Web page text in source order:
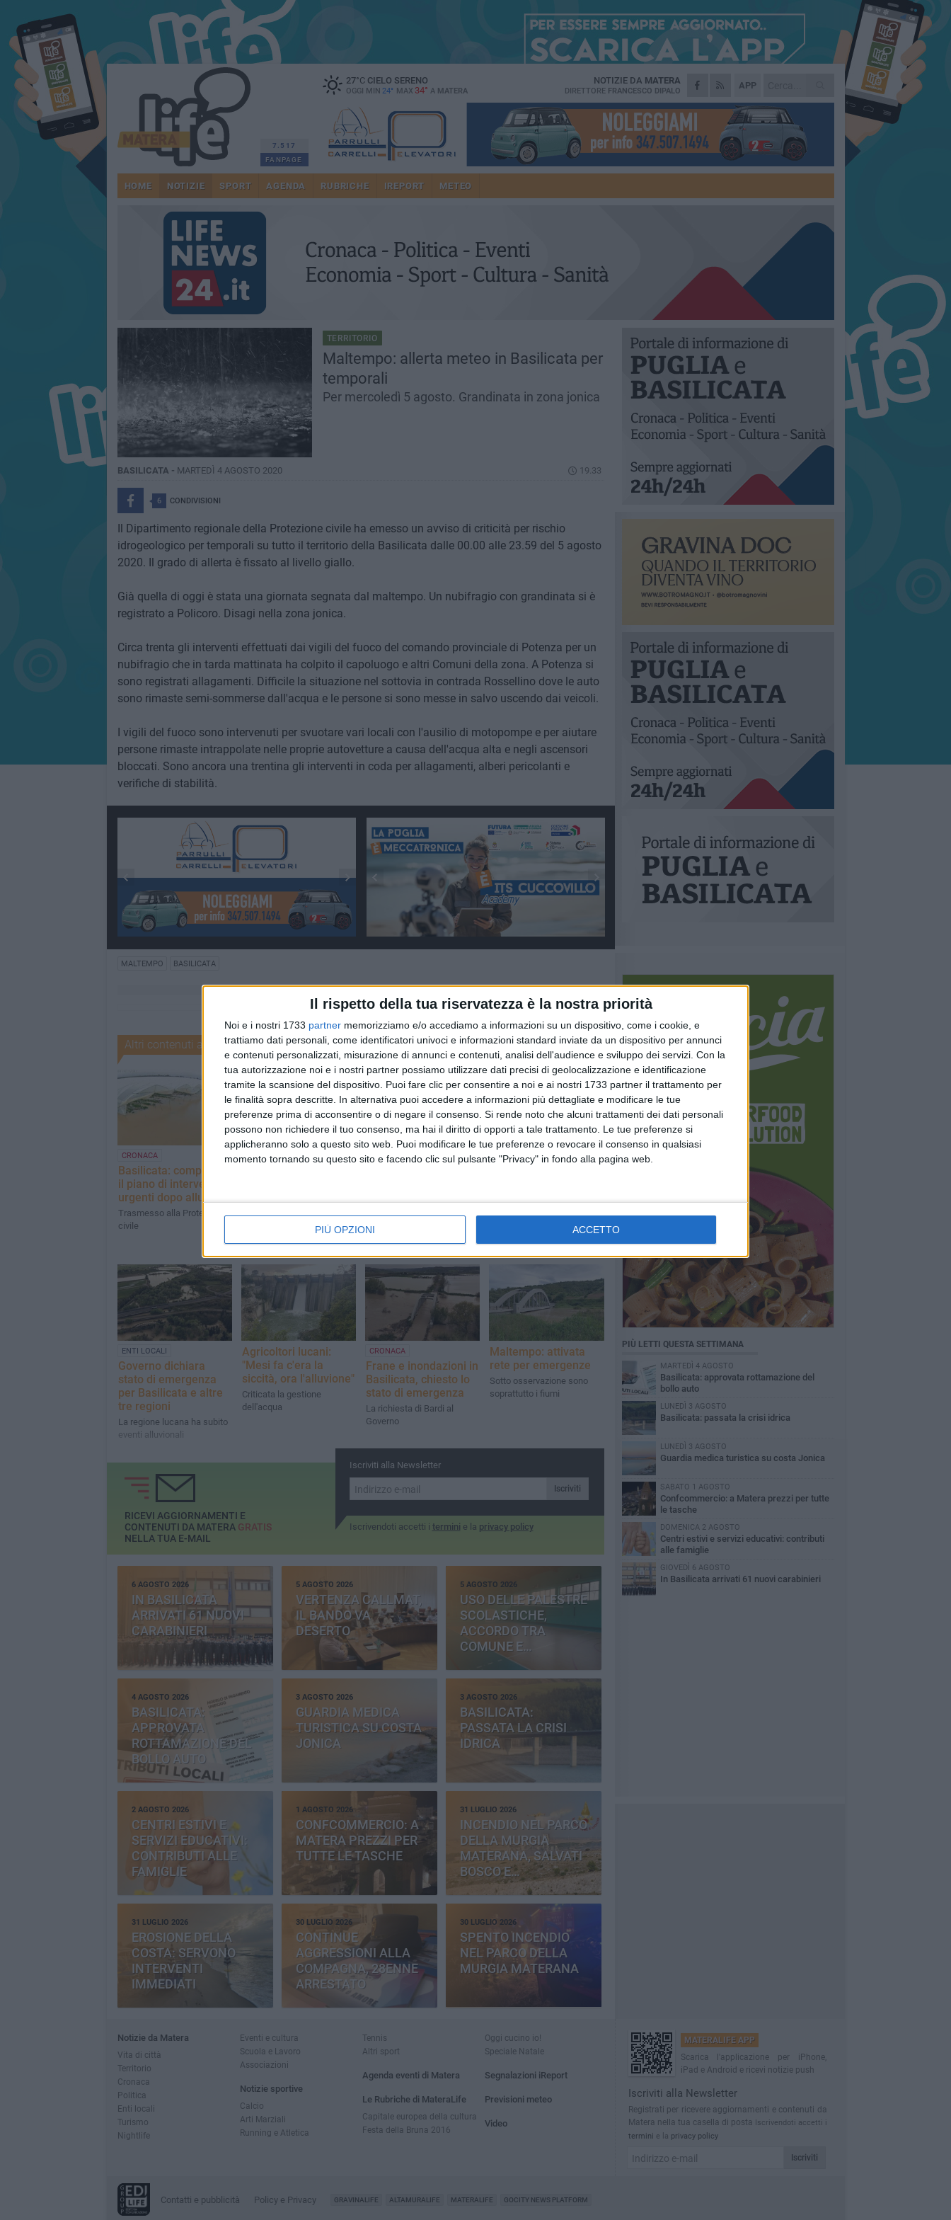
Il rispetto della tua riservatezza è la nostra priorità
Noi e i nostri 1733 partner memorizziamo e/o accediamo a informazioni su un dispositivo, come i cookie, e
trattiamo dati personali, come identificatori univoci e informazioni standard inviate da un dispositivo per annunci
e contenuti personalizzati, misurazione di annunci e contenuti, analisi dell'audience e sviluppo dei servizi. Con la
tua autorizzazione noi e i nostri partner possiamo utilizzare dati precisi di geolocalizzazione e identificazione
tramite la scansione del dispositivo. Puoi fare clic per consentire a noi e ai nostri 1733 partner il trattamento per
le finalità sopra descritte. In alternativa puoi accedere a informazioni più dettagliate e modificare le tue
preferenze prima di acconsentire o di negare il consenso. Si rende noto che alcuni trattamenti dei dati personali
possono non richiedere il tuo consenso, ma hai il diritto di opporti a tale trattamento. Le tue preferenze si
applicheranno solo a questo sito web. Puoi modificare le tue preferenze o revocare il consenso in qualsiasi
momento tornando su questo sito e facendo clic sul pulsante "Privacy" in fondo alla pagina web.
PIÙ OPZIONI ACCETTO
7.517
FANPAGE
27°CCIELO SERENO
OGGI MIN 24° MAX 34° A MATERA
APP
NOTIZIE DA MATERA
DIRETTORE FRANCESCO DIPALO
HOME NOTIZIE SPORT AGENDA RUBRICHE IREPORT METEO
TERRITORIO
Maltempo: allerta meteo in Basilicata per
temporali
Per mercoledì 5 agosto. Grandinata in zona jonica
BASILICATA - MARTEDÌ 4 AGOSTO 2020 19.33
6 CONDIVISIONI
Il Dipartimento regionale della Protezione civile ha emesso un avviso di criticità per rischio
idrogeologico per temporali su tutto il territorio della Basilicata dalle 00.00 alle 23.59 del 5 agosto
2020. Il grado di allerta è fissato al livello giallo.
Già quella di oggi è stata una giornata segnata dal maltempo. Un nubifragio con grandinata si è
registrato a Policoro. Disagi nella zona jonica.
Circa trenta gli interventi effettuati dai vigili del fuoco del comando provinciale di Potenza per un
nubifragio che in tarda mattinata ha colpito il capoluogo e altri Comuni della zona. A Potenza si
sono registrati allagamenti. Difficile la situazione nel sottovia in contrada Rossellino dove le auto
sono rimaste semi-sommerse dall'acqua e le persone si sono messe in salvo uscendo dai veicoli.
I vigili del fuoco sono intervenuti per svuotare vari locali con l'ausilio di motopompe e per aiutare
persone rimaste intrappolate nelle proprie autovetture a causa dell'acqua alta e negli ascensori
bloccati. Sono ancora una trentina gli interventi in coda per allagamenti, alberi pericolanti e
verifiche di stabilità.
MALTEMPO BASILICATA
Altri contenuti a tema
CRONACA
Basilicata: completato
il piano di interventi
urgenti dopo alluvioni
Trasmesso alla Protezione
civile
ENTI LOCALI
La Regione trasmette
ENTI LOCALI
Piano regionale dopo lo
stato di emergenza
Dissesti idrogeologici,
ENTI LOCALI
Governo dichiara
stato di emergenza
per Basilicata e altre
tre regioni
La regione lucana ha subito
eventi alluvionali
Agricoltori lucani:
"Mesi fa c'era la
siccità, ora l'alluvione"
Criticata la gestione
dell'acqua
CRONACA
Frane e inondazioni in
Basilicata, chiesto lo
stato di emergenza
La richiesta di Bardi al
Governo
Maltempo: attivata
rete per emergenze
Sotto osservazione sono
soprattutto i fiumi
Iscriviti alla Newsletter
Iscriviti
Iscrivendoti accetti i termini e la privacy policy
RICEVI AGGIORNAMENTI E
CONTENUTI DA MATERA GRATIS
NELLA TUA E-MAIL
6 AGOSTO 2026
IN BASILICATA
ARRIVATI 61 NUOVI
CARABINIERI
5 AGOSTO 2026
VERTENZA CALLMAT,
IL BANDO VA
DESERTO
5 AGOSTO 2026
USO DELLE PALESTRE
SCOLASTICHE,
ACCORDO TRA
COMUNE E
PROVINCIA
4 AGOSTO 2026
BASILICATA:
APPROVATA
ROTTAMAZIONE DEL
BOLLO AUTO
3 AGOSTO 2026
GUARDIA MEDICA
TURISTICA SU COSTA
JONICA
3 AGOSTO 2026
BASILICATA:
PASSATA LA CRISI
IDRICA
2 AGOSTO 2026
CENTRI ESTIVI E
SERVIZI EDUCATIVI:
CONTRIBUTI ALLE
FAMIGLIE
1 AGOSTO 2026
CONFCOMMERCIO: A
MATERA PREZZI PER
TUTTE LE TASCHE
31 LUGLIO 2026
INCENDIO NEL PARCO
DELLA MURGIA
MATERANA, SALVATI
BOSCO E
CEMENTERIA
31 LUGLIO 2026
EROSIONE DELLA
COSTA: SERVONO
INTERVENTI
IMMEDIATI
30 LUGLIO 2026
CONTINUE
AGGRESSIONI ALLA
COMPAGNA, 28ENNE
ARRESTATO
30 LUGLIO 2026
SPENTO INCENDIO
NEL PARCO DELLA
MURGIA MATERANA
PIÙ LETTI QUESTA SETTIMANA
MARTEDÌ 4 AGOSTO
Basilicata: approvata rottamazione del
bollo auto
LUNEDÌ 3 AGOSTO
Basilicata: passata la crisi idrica
LUNEDÌ 3 AGOSTO
Guardia medica turistica su costa Jonica
SABATO 1 AGOSTO
Confcommercio: a Matera prezzi per tutte
le tasche
DOMENICA 2 AGOSTO
Centri estivi e servizi educativi: contributi
alle famiglie
GIOVEDÌ 6 AGOSTO
In Basilicata arrivati 61 nuovi carabinieri
Notizie da Matera
Vita di città
Territorio
Cronaca
Politica
Enti locali
Turismo
Nightlife
Eventi e cultura
Scuola e Lavoro
Associazioni
Notizie sportive
Calcio
Arti Marziali
Running e Atletica
Tennis
Altri sport
Agenda eventi di Matera
Le Rubriche di MateraLife
Capitale europea della cultura
Festa della Bruna 2016
Oggi cucino io!
Speciale Natale
Segnalazioni iReport
Previsioni meteo
Video
MATERALIFE APP
Scarica l'applicazione per iPhone,
iPad e Android e ricevi notizie push
Iscriviti alla Newsletter
Registrati per ricevere aggiornamenti e contenuti da
Matera nella tua casella di posta
Iscrivendoti accetti i
termini e la privacy policy
Iscriviti
Contatti e pubblicità Policy e Privacy GRAVINALIFE ALTAMURALIFE MATERALIFE GOCITY NEWS PLATFORM